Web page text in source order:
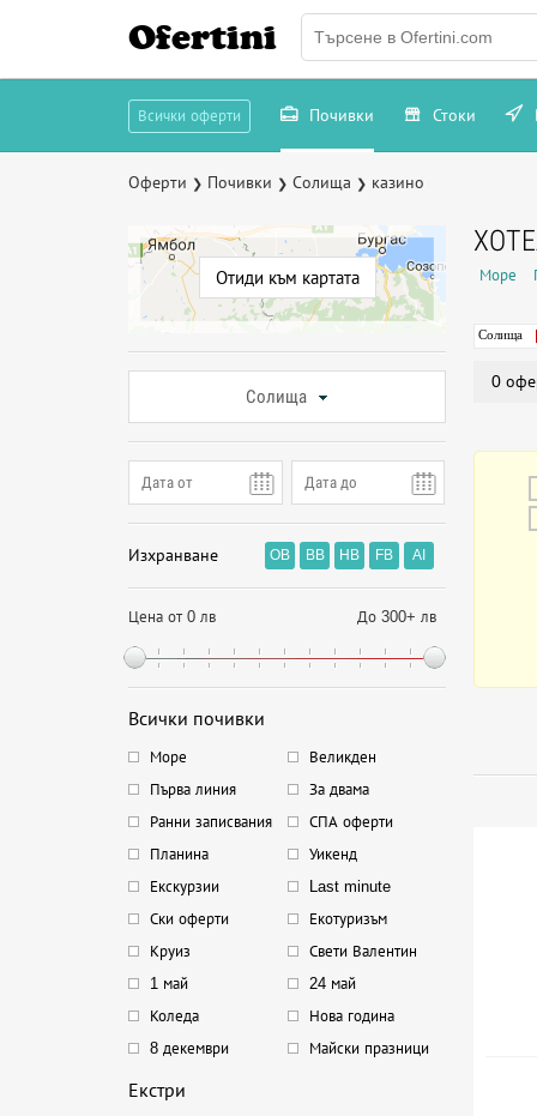
Ofertini
Всички оферти Почивки Стоки
Оферти ❯ Почивки ❯ Солища ❯ казино
Отиди към картата
Солища
Изхранване OB BB HB FB AI
Цена от 0 лв До 300+ лв
Всички почивки
Море
Великден
Първа линия
За двама
Ранни записвания
СПА оферти
Планина
Уикенд
Екскурзии
Last minute
Ски оферти
Екотуризъм
Круиз
Свети Валентин
1 май
24 май
Коледа
Нова година
8 декември
Майски празници
Екстри
Море
Солища
0